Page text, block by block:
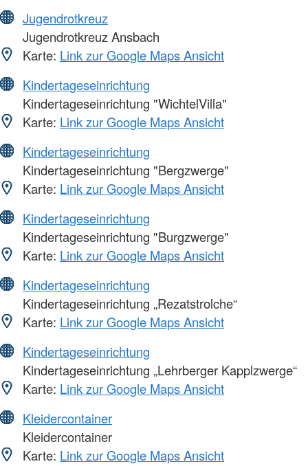
Jugendrotkreuz
Jugendrotkreuz Ansbach
Karte: Link zur Google Maps Ansicht
Kindertageseinrichtung
Kindertageseinrichtung "WichtelVilla"
Karte: Link zur Google Maps Ansicht
Kindertageseinrichtung
Kindertageseinrichtung "Bergzwerge"
Karte: Link zur Google Maps Ansicht
Kindertageseinrichtung
Kindertageseinrichtung "Burgzwerge"
Karte: Link zur Google Maps Ansicht
Kindertageseinrichtung
Kindertageseinrichtung „Rezatstrolche“
Karte: Link zur Google Maps Ansicht
Kindertageseinrichtung
Kindertageseinrichtung „Lehrberger Kapplzwerge“
Karte: Link zur Google Maps Ansicht
Kleidercontainer
Kleidercontainer
Karte: Link zur Google Maps Ansicht